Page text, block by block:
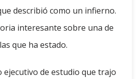
describió como un infierno.
interesante sobre una de
que ha estado.
ejecutivo de estudio que trajo